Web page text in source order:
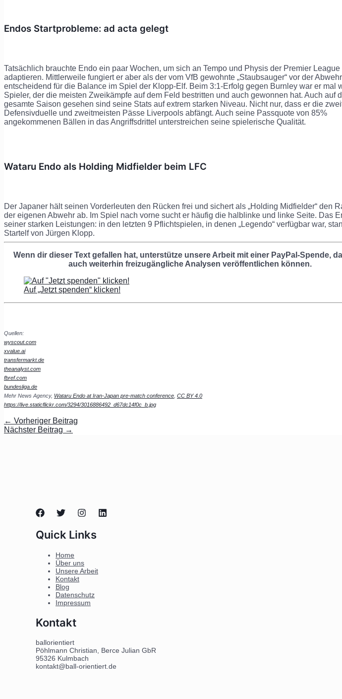
Endos Startprobleme: ad acta gelegt
Tatsächlich brauchte Endo ein paar Wochen, um sich an Tempo und Physis der Premier League
adaptieren. Mittlerweile fungiert er aber als der vom VfB gewohnte „Staubsauger“ vor der
entscheidend für die Balance im Spiel der Klopp-Elf. Beim 3:1-Erfolg gegen Burnley war er mal
Spieler, der die meisten Zweikämpfe auf dem Feld bestritten und auch gewonnen hat. Auch auf
gesamte Saison gesehen sind seine Stats auf extrem starken Niveau. Nicht nur, dass er die
Defensivduelle und zweitmeisten Pässe Liverpools abfängt. Auch seine Passquote von 85%
angekommenen Bällen in das Angriffsdrittel unterstreichen seine spielerische Qualität.
Wataru Endo als Holding Midfielder beim LFC
Der Japaner hält seinen Vorderleuten den Rücken frei und sichert als „Holding Midfielder“ den
der eigenen Abwehr ab. Im Spiel nach vorne sucht er häufig die halblinke und linke Seite. Das
seiner starken Leistungen: in den letzten 9 Pflichtspielen, in denen „Legendo“ verfügbar war,
Startelf von Jürgen Klopp.
Wenn dir dieser Text gefallen hat, unterstütze unsere Arbeit mit einer PayPal-Spende,
auch weiterhin freizugängliche Analysen veröffentlichen können.
Auf „Jetzt spenden“ klicken!
Quellen:
wyscout.com
xvalue.ai
transfermarkt.de
theanalyst.com
fbref.com
bundesliga.de
Mehr News Agency, Wataru Endo at Iran-Japan pre-match conference CC BY 4.0
https://live.staticflickr.com/3294/3016886492_d67dc14f0c_b.jpg
← Vorheriger Beitrag
Nächster Beitrag →
Quick Links
Home
Über uns
Unsere Arbeit
Kontakt
Blog
Datenschutz
Impressum
Kontakt
ballorientiert
Pöhlmann Christian, Berce Julian GbR
95326 Kulmbach
kontakt@ball-orientiert.de